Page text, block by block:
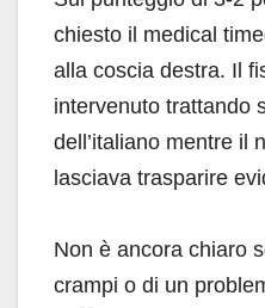
chiesto il medical
alla coscia destra. Il
intervenuto trattando
dell’italiano mentre il
lasciava trasparire
Non è ancora chiaro
crampi o di un